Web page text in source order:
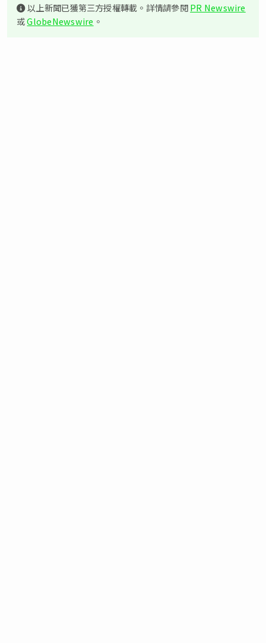
以上新聞已獲第三方授權轉載。詳情請參閱PR Newswire
或GlobeNewswire 。